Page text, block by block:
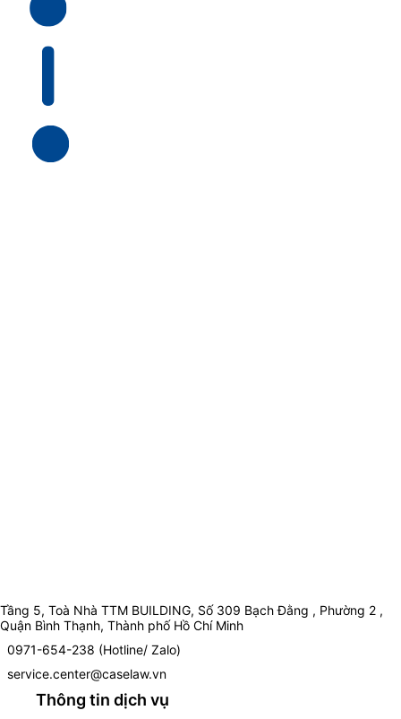
Tầng 5, Toà Nhà TTM BUILDING, Số 309 Bạch Đằng , Phường 2 ,
Quận Bình Thạnh, Thành phố Hồ Chí Minh
0971-654-238 (Hotline/ Zalo)
service.center@caselaw.vn
Thông tin dịch vụ